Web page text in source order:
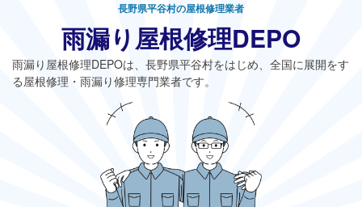
長野県平谷村の屋根修理業者
雨漏り屋根修理DEPO
雨漏り屋根修理DEPOは、長野県平谷村をはじめ、全国に展開をす
る屋根修理・雨漏り修理専門業者です。